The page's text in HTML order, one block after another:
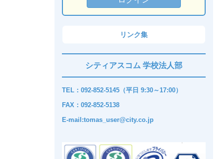
リンク集
シティアスコム 学校法人部
TEL：092-852-5145（平日 9:30～17:00）
FAX：092-852-5138
E-mail:tomas_user@city.co.jp